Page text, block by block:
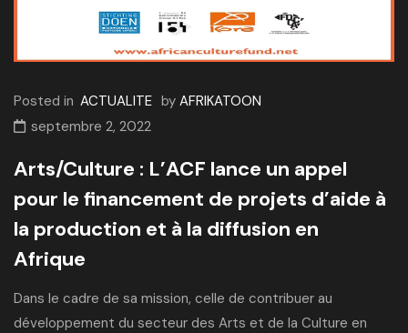
Posted in ACTUALITE by AFRIKATOON
septembre 2, 2022
Arts/Culture : L’ACF lance un appel
pour le financement de projets d’aide à
la production et à la diffusion en
Afrique
Dans le cadre de sa mission, celle de contribuer au
développement du secteur des Arts et de la Culture en